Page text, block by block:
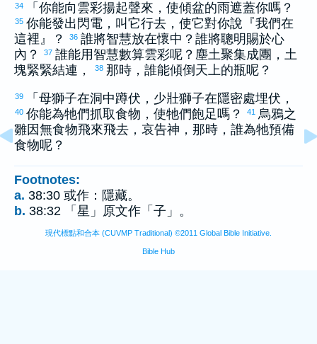
34 「你能向雲彩揚起聲來，使傾盆的雨遮蓋你嗎？
35 你能發出閃電，叫它行去，使它對你說『我們在
這裡』？
36 誰將智慧放在懷中？誰將聰明賜於心
內？
37 誰能用智慧數算雲彩呢？塵土聚集成團，土
塊緊緊結連，
38 那時，誰能傾倒天上的瓶呢？
39 「母獅子在洞中蹲伏，少壯獅子在隱密處埋伏，
40 你能為牠們抓取食物，使牠們飽足嗎？ 41 烏鴉之
雛因無食物飛來飛去，哀告神，那時，誰為牠預備
食物呢？
Footnotes:
a. 38:30 或作：隱藏。
b. 38:32 「星」原文作「子」。
現代標點和合本 (CUVMP Traditional) ©2011 Global Bible Initiative.
Bible Hub